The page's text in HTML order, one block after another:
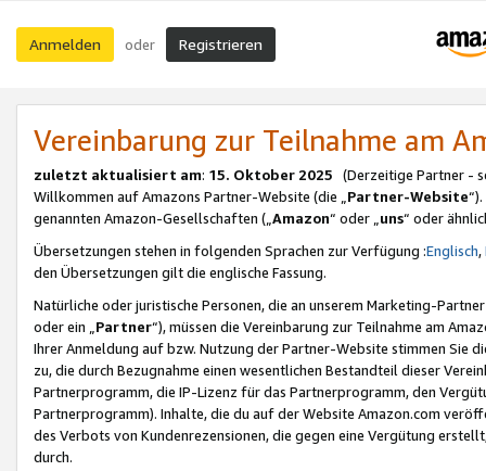
Anmelden oder Registrieren
Vereinbarung zur Teilnahme am
zuletzt aktualisiert am: 15. Oktober 2025 (Derzeitige Partner -
Willkommen auf Amazons Partner-Website (die „Partner-Website
genannten Amazon-Gesellschaften („Amazon“ oder „uns“ oder
Übersetzungen stehen in folgenden Sprachen zur Verfügung :Englisch,
den Übersetzungen gilt die englische Fassung.
Natürliche oder juristische Personen, die an unserem Marketing-
oder ein „Partner“), müssen die Vereinbarung zur Teilnahme am
Ihrer Anmeldung auf bzw. Nutzung der Partner-Website stimmen Sie
zu, die durch Bezugnahme einen wesentlichen Bestandteil dieser
Partnerprogramm, die IP-Lizenz für das Partnerprogramm, den
Partnerprogramm). Inhalte, die du auf der Website Amazon.com
des Verbots von Kundenrezensionen, die gegen eine Vergütung
durch.